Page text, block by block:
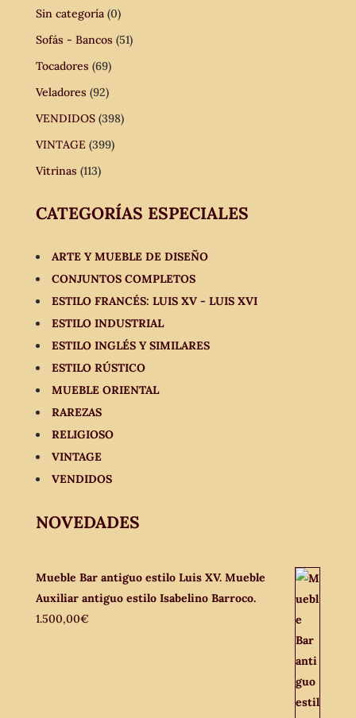
Sin categoría (0)
Sofás - Bancos (51)
Tocadores (69)
Veladores (92)
VENDIDOS (398)
VINTAGE (399)
Vitrinas (113)
CATEGORÍAS ESPECIALES
ARTE Y MUEBLE DE DISEÑO
CONJUNTOS COMPLETOS
ESTILO FRANCÉS: LUIS XV - LUIS XVI
ESTILO INDUSTRIAL
ESTILO INGLÉS Y SIMILARES
ESTILO RÚSTICO
MUEBLE ORIENTAL
RAREZAS
RELIGIOSO
VINTAGE
VENDIDOS
NOVEDADES
Mueble Bar antiguo estilo Luis XV. Mueble
Auxiliar antiguo estilo Isabelino Barroco.
1.500,00€